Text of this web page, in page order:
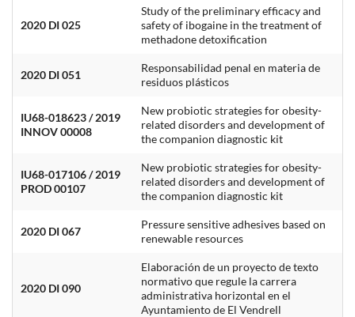
2020 DI 025
Study of the preliminary efficacy and
safety of ibogaine in the treatment of
methadone detoxification
2020 DI 051
Responsabilidad penal en materia de
residuos plásticos
IU68-018623 / 2019
INNOV 00008
New probiotic strategies for obesity-
related disorders and development of
the companion diagnostic kit
IU68-017106 / 2019
PROD 00107
New probiotic strategies for obesity-
related disorders and development of
the companion diagnostic kit
2020 DI 067
Pressure sensitive adhesives based on
renewable resources
2020 DI 090
Elaboración de un proyecto de texto
normativo que regule la carrera
administrativa horizontal en el
Ayuntamiento de El Vendrell